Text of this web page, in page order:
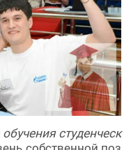
студенческ